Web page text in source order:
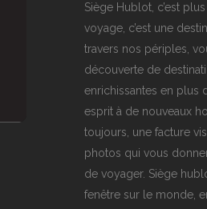
Siège Hublot, c’est
voyage, c’est une
travers nos périples,
découverte de
enrichissantes en plus
esprit à de nouveaux
toujours, une facture
photos qui vous
de voyager. Siège
fenêtre sur le monde,